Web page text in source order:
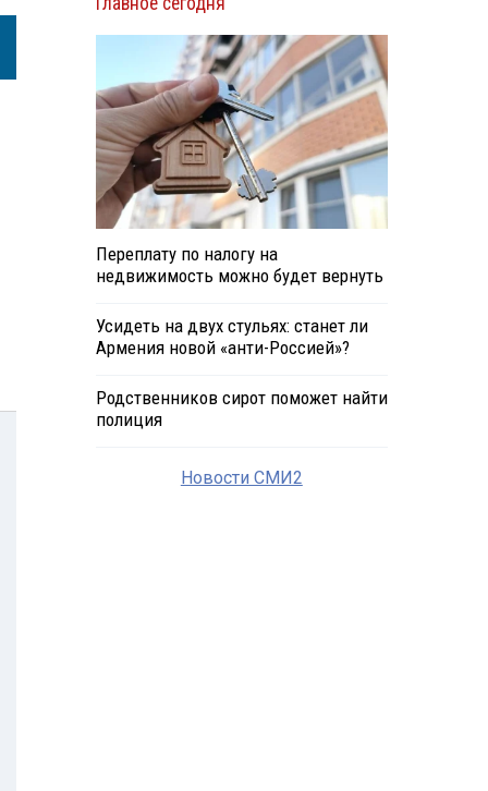
Переплату по налогу на
недвижимость можно будет вернуть
Усидеть на двух стульях: станет ли
Армения новой «анти-Россией»?
Родственников сирот поможет найти
полиция
Новости СМИ2